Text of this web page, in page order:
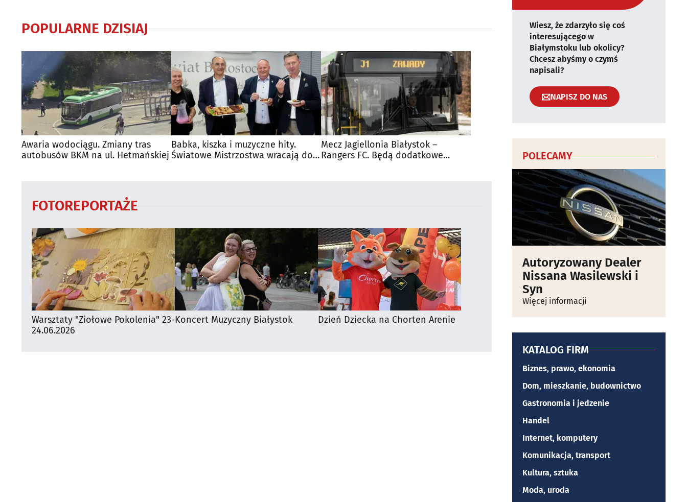
POPULARNE DZISIAJ
Awaria wodociągu. Zmiany tras
autobusów BKM na ul. Hetmańskiej
Babka, kiszka i muzyczne hity.
Światowe Mistrzostwa wracają do
Mecz Jagiellonia Białystok –
Rangers FC. Będą dodatkowe
FOTOREPORTAŻE
Warsztaty "Ziołowe Pokolenia" 23-
24.06.2026
Koncert Muzyczny Białystok Dzień Dziecka na Chorten Arenie
Wiesz, że zdarzyło się coś
interesującego w
Białymstoku lub okolicy?
Chcesz abyśmy o czymś
napisali?
NAPISZ DO NAS
POLECAMY
Autoryzowany Dealer
Nissana Wasilewski i
Syn
Więcej informacji
KATALOG FIRM
Biznes, prawo, ekonomia
Dom, mieszkanie, budownictwo
Gastronomia i jedzenie
Handel
Internet, komputery
Komunikacja, transport
Kultura, sztuka
Moda, uroda